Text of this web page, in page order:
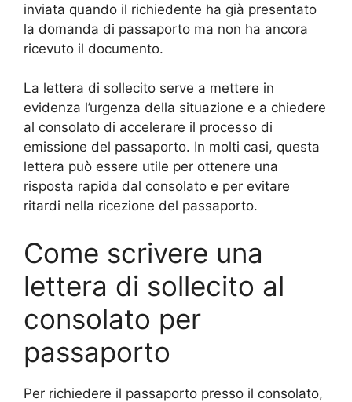
inviata quando il richiedente ha già presentato
la domanda di passaporto ma non ha ancora
ricevuto il documento.
La lettera di sollecito serve a mettere in
evidenza l’urgenza della situazione e a chiedere
al consolato di accelerare il processo di
emissione del passaporto. In molti casi, questa
lettera può essere utile per ottenere una
risposta rapida dal consolato e per evitare
ritardi nella ricezione del passaporto.
Come scrivere una
lettera di sollecito al
consolato per
passaporto
Per richiedere il passaporto presso il consolato,